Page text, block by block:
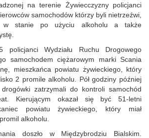
na terenie Żywiecczyzny policjanci
samochodów którzy byli nietrzeźwi,
w stanie po użyciu alkoholu a także
policjanci Wydziału Ruchu Drogowego
samochodem ciężarowym marki Scania
mieszkańca powiatu żywieckiego, który
2 promile alkoholu. Pół godziny później
zatrzymali do kontroli samochód
Kierującym okazał się być 51-letni
powiatu żywieckiego, który miał
alkoholu.
doszło w Międzybrodziu Bialskim.